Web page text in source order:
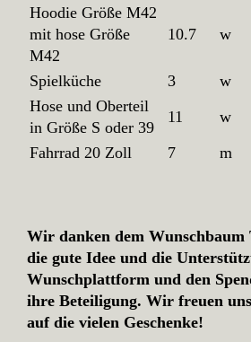
Hoodie Größe M42
mit hose Größe
M42
10.7 w
Spielküche 3 w
Hose und Oberteil
in Größe S oder 39
11 w
Fahrrad 20 Zoll 7 m
Wir danken dem Wunschbaum
die gute Idee und die
Wunschplattform und den
ihre Beteiligung. Wir freuen
auf die vielen Geschenke!